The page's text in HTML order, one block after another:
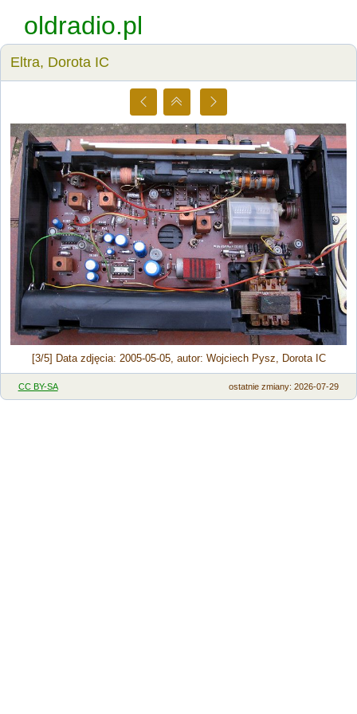
oldradio.pl
Eltra, Dorota IC
[3/5] Data zdjęcia: 2005-05-05, autor: Wojciech Pysz, Dorota IC
CC BY-SA ostatnie zmiany: 2026-07-29